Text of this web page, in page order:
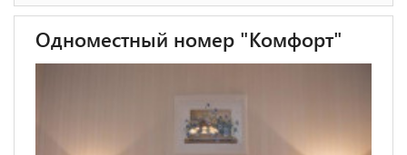
Одноместный номер "Комфорт"